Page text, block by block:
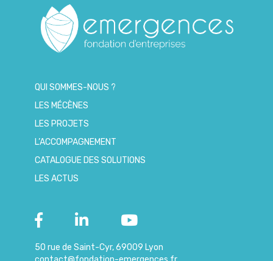
QUI SOMMES-NOUS ?
LES MÉCÈNES
LES PROJETS
L’ACCOMPAGNEMENT
CATALOGUE DES SOLUTIONS
LES ACTUS
50 rue de Saint-Cyr, 69009 Lyon